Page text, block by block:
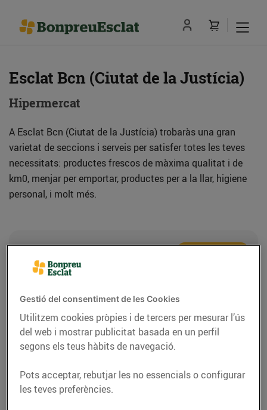
Esclat Bcn (Ciutat de la Justícia)
Hipermercat
A Esclat Bcn (Ciutat de la Justícia) trobaràs una gran
varietat de seccions i serveis per satisfer totes les teves
necessitats: productes frescos de màxima qualitat i de
km0, menjar per emportar, productes per a la llar, higiene
personal, i molt més.
Adreça Com anar-hi
C. Riera Blanca, 229-231 (08014) Barcelona
Telèfon
937408850
Gestió del consentiment de les Cookies
Utilitzem cookies pròpies i de tercers per mesurar l’ús
del web i mostrar publicitat basada en un perfil
segons els teus hàbits de navegació.
Pots acceptar, rebutjar les no essencials o configurar
les teves preferències.